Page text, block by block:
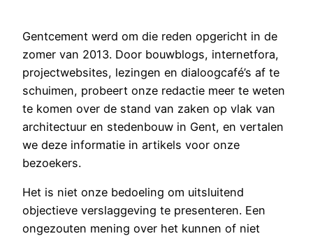
Gentcement werd om die reden opgericht in de
zomer van 2013. Door bouwblogs, internetfora,
projectwebsites, lezingen en dialoogcafé’s af te
schuimen, probeert onze redactie meer te weten
te komen over de stand van zaken op vlak van
architectuur en stedenbouw in Gent, en vertalen
we deze informatie in artikels voor onze
bezoekers.
Het is niet onze bedoeling om uitsluitend
objectieve verslaggeving te presenteren. Een
ongezouten mening over het kunnen of niet